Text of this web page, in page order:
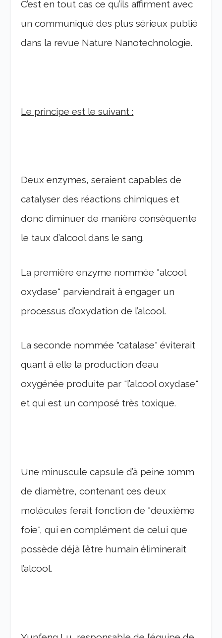
C’est en tout cas ce qu’ils affirment avec
un communiqué des plus sérieux publié
dans la revue Nature Nanotechnologie.
Le principe est le suivant :
Deux enzymes, seraient capables de
catalyser des réactions chimiques et
donc diminuer de manière conséquente
le taux d’alcool dans le sang.
La première enzyme nommée "alcool
oxydase" parviendrait à engager un
processus d’oxydation de l’alcool.
La seconde nommée "catalase" éviterait
quant à elle la production d’eau
oxygénée produite par "l’alcool oxydase"
et qui est un composé très toxique.
Une minuscule capsule d’à peine 10mm
de diamètre, contenant ces deux
molécules ferait fonction de "deuxième
foie", qui en complément de celui que
possède déjà l’être humain éliminerait
l’alcool.